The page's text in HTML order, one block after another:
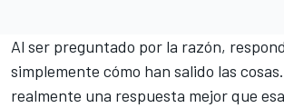
Al ser preguntado por la razón,
simplemente cómo han salido las
realmente una respuesta mejor que